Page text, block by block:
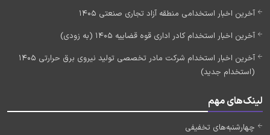
آخرین اخبار استخدامی منطقه آزاد تجاری صنعتی 1405
آخرین اخبار استخدام کادر اداری قوه قضاییه 1405 (به زودی)
آخرین اخبار استخدام شرکت مادر تخصصی تولید نیروی برق حرارتی 1405
(استخدام جدید)
لینک‌های مهم
چهارشنبه‌های تخفیفی